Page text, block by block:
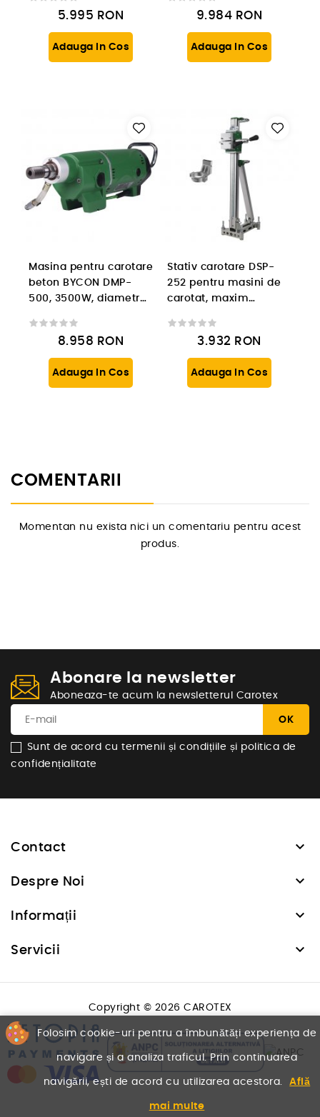
5.995 RON
Adauga In Cos
9.984 RON
Adauga In Cos
Masina pentru carotare
beton BYCON DMP-
500, 3500W, diametru
8.958 RON
Adauga In Cos
Stativ carotare DSP-
252 pentru masini de
carotat, maxim
3.932 RON
Adauga In Cos
COMENTARII
Momentan nu exista nici un comentariu pentru acest
produs.
Abonare la newsletter
Aboneaza-te acum la newsletterul Carotex
Sunt de acord cu termenii și condițiile și politica de
confidențialitate
Contact 
Despre Noi 
Informații 
Servicii 
Folosim cookie-uri pentru a îmbunătăți experiența de
navigare și a analiza traficul. Prin continuarea
navigării, ești de acord cu utilizarea acestora. Află
mai multe
Copyright © 2026 CAROTEX